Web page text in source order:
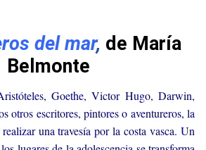
del mar, de María
Belmonte
Goethe, Victor Hugo, Darwin,
otros escritores, pintores o aventureros, la
una travesía por la costa vasca. Un